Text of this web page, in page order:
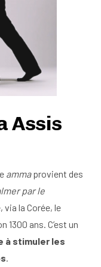
Assis
ammaprovient des
par le
via la Corée, le
1300 ans. C’est un
à stimuler les